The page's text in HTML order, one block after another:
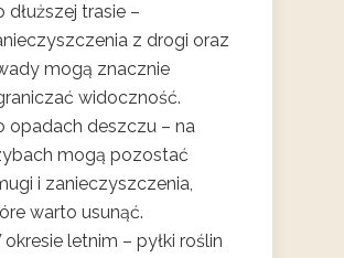
dłuższej trasie –
z drogi oraz
mogą znacznie
widoczność.
opadach deszczu – na
mogą pozostać
i zanieczyszczenia,
warto usunąć.
okresie letnim – pyłki roślin